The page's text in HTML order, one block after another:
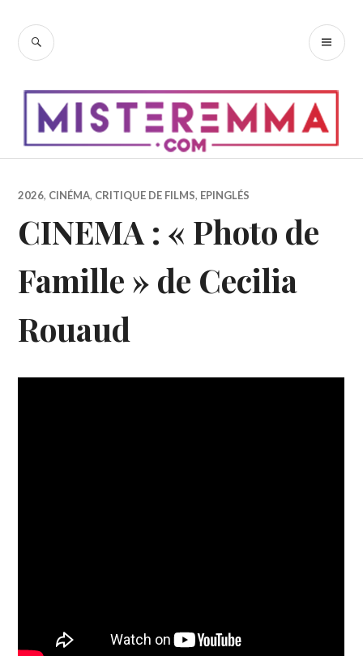
contenu
RECHERCHE
2026, CINÉMA, CRITIQUE DE FILMS, EPINGLÉS
CINEMA : « Photo de
Famille » de Cecilia
Rouaud